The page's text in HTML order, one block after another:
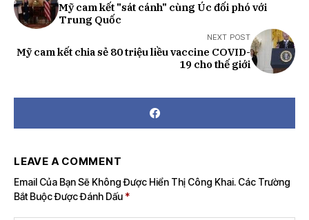
Mỹ cam kết "sát cánh" cùng Úc đối phó với
Trung Quốc
NEXT POST
Mỹ cam kết chia sẻ 80 triệu liều vaccine COVID-
19 cho thế giới
LEAVE A COMMENT
Email Của Bạn Sẽ Không Được Hiển Thị Công Khai. Các Trường
Bắt Buộc Được Đánh Dấu *